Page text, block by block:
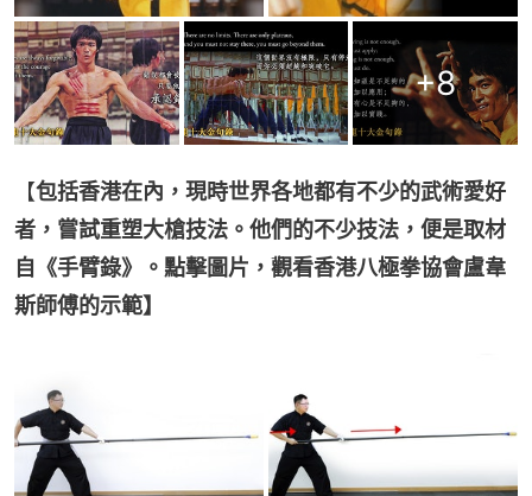
+8
【包括香港在內，現時世界各地都有不少的武術愛好
者，嘗試重塑大槍技法。他們的不少技法，便是取材
自《手臂錄》。點擊圖片，觀看香港八極拳協會盧韋
斯師傅的示範】